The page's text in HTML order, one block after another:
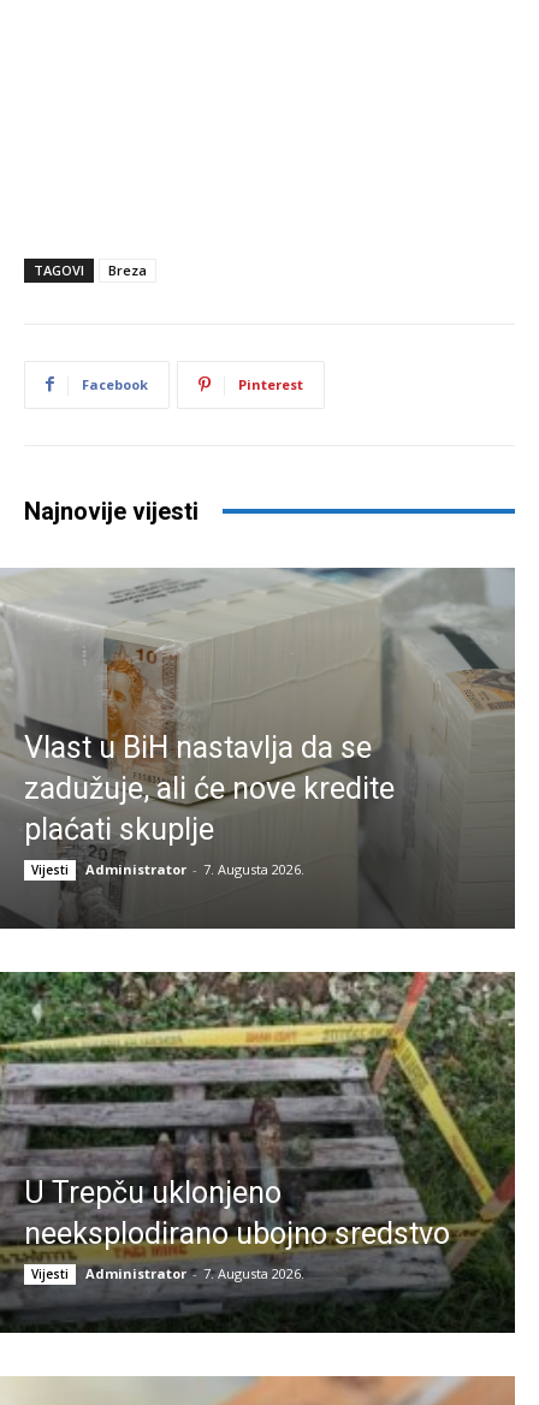
TAGOVI Breza
Facebook Pinterest
Najnovije vijesti
Vlast u BiH nastavlja da se
zadužuje, ali će nove kredite
plaćati skuplje
Vijesti Administrator - 7. Augusta 2026.
U Trepču uklonjeno
neeksplodirano ubojno sredstvo
Vijesti Administrator - 7. Augusta 2026.